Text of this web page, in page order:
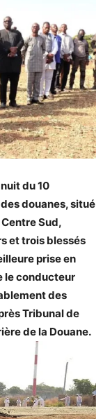
du 10
douanes, situé
Centre Sud,
et trois blessés
prise en
le conducteur
des
Tribunal de
de la Douane.